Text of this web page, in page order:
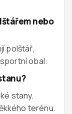
nebo
polštář,
obal.
stany.
terénu.